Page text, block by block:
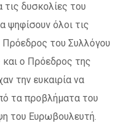
τις δυσκολίες του
ψηφίσουν όλοι τις
του Συλλόγου
ο Πρόεδρος της
την ευκαιρία να
τα προβλήματα του
του Ευρωβουλευτή.